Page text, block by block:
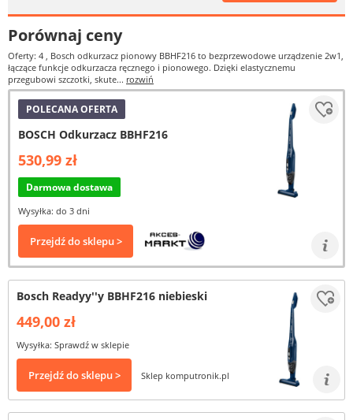
Porównaj ceny
Oferty: 4 , Bosch odkurzacz pionowy BBHF216 to bezprzewodowe urządzenie 2w1,
łączące funkcje odkurzacza ręcznego i pionowego. Dzięki elastycznemu
przegubowi szczotki, skute... rozwiń
POLECANA OFERTA
BOSCH Odkurzacz BBHF216
530,99 zł
Darmowa dostawa
Wysyłka: do 3 dni
Przejdź do sklepu >
Bosch Readyy''y BBHF216 niebieski
449,00 zł
Wysyłka: Sprawdź w sklepie
Przejdź do sklepu > Sklep komputronik.pl